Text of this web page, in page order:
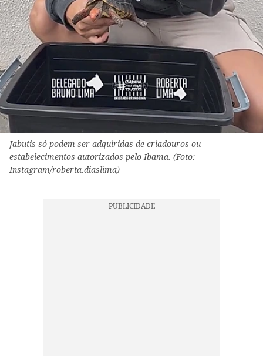
Jabutis só podem ser adquiridas de criadouros ou
estabelecimentos autorizados pelo Ibama. (Foto:
Instagram/roberta.diaslima)